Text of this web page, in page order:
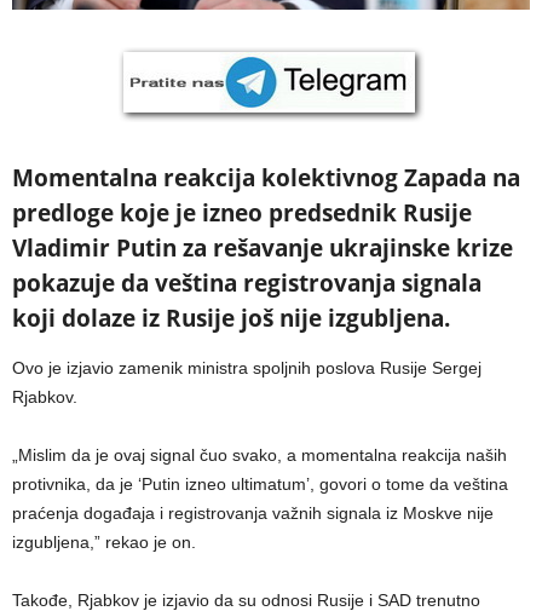
Momentalna reakcija kolektivnog Zapada na
predloge koje je izneo predsednik Rusije
Vladimir Putin za rešavanje ukrajinske krize
pokazuje da veština registrovanja signala
koji dolaze iz Rusije još nije izgubljena.
Ovo je izjavio zamenik ministra spoljnih poslova Rusije Sergej
Rjabkov.
„Mislim da je ovaj signal čuo svako, a momentalna reakcija naših
protivnika, da je ‘Putin izneo ultimatum’, govori o tome da veština
praćenja događaja i registrovanja važnih signala iz Moskve nije
izgubljena,” rekao je on.
Takođe, Rjabkov je izjavio da su odnosi Rusije i SAD trenutno